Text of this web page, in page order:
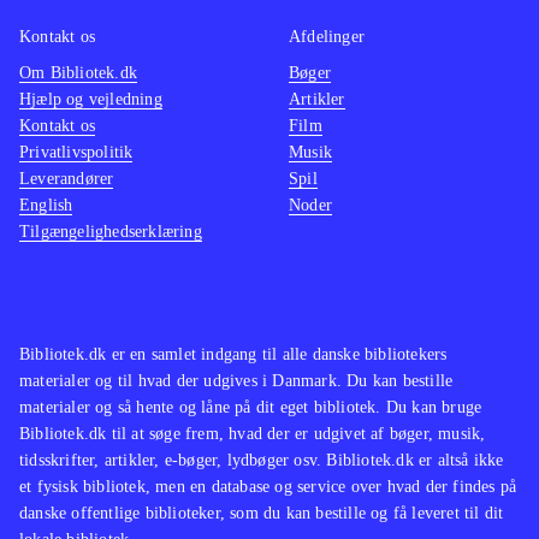
optages og uploades til My SingStar
Online .
I forhold til dansedelen i Singstar +
dance findes noget lignende i Just
dance (wii) og i "Dance central"
(xbox 360), men endnu er der ingen
andre, der indeholder både sang og
30 populære musikvideoer. Man skal
dog være opmærksom på, at spillet
kræver Singstar-mikrofoner,
Playstation Move-controllere og
Playstation Eye-kamera for at kunne
Bibliotek.dk er en samlet indgang til alle danske bibliotekers
materialer og til hvad der udgives i Danmark. Du kan bestille
materialer og så hente og låne på dit eget bibliotek. Du kan bruge
Bibliotek.dk til at søge frem, hvad der er udgivet af bøger, musik,
tidsskrifter, artikler, e-bøger, lydbøger osv. Bibliotek.dk er altså ikke
et fysisk bibliotek, men en database og service over hvad der findes på
danske offentlige biblioteker, som du kan bestille og få leveret til dit
Kontakt os
Om Bibliotek.dk
Hjælp og vejledning
Kontakt os
Privatlivspolitik
Leverandører
English
Tilgængelighedserklæring
Afdelinger
Bøger
Artikler
Film
Musik
Spil
Noder